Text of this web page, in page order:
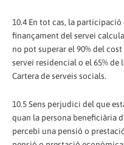
10.4 En tot cas, la
finançament del servei
no pot superar el 90% del
servei residencial o el 65% de
Cartera de serveis socials.
10.5 Sens perjudici del que
quan la persona beneficiària
percebi una pensió o